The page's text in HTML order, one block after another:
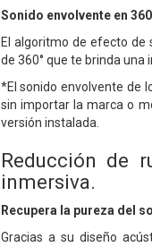
Sonido envolvente en
El algoritmo de efecto de
de 360° que te brinda
*El sonido envolvente de
sin importar la marca o
versión instalada.
Reducción de
inmersiva.
Recupera la pureza del
Gracias a su diseño